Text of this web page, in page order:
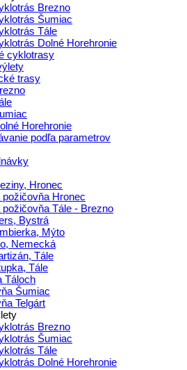
Brezno
Šumiac
Tále
Dolné Horehronie
cyklotrasy
trasy
Horehronie
podľa parametrov
Hronec
požičovňa Hronec
požičovňa Tále - Brezno
Bystrá
Mýto
Nemecká
Tále
Tále
Táloch
Šumiac
Telgárt
Brezno
Šumiac
Tále
Dolné Horehronie